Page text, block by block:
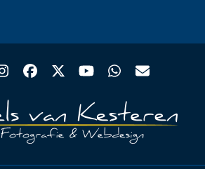
Instagram
Facebook
TwitterYouTubeWhatsapp
Email